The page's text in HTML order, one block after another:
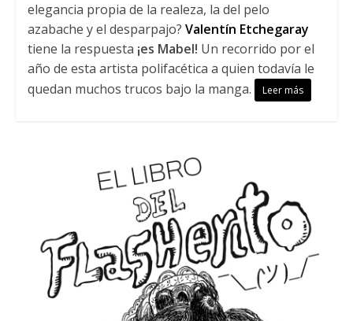
elegancia propia de la realeza, la del pelo
azabache y el desparpajo? Valentín Etchegaray
tiene la respuesta ¡es Mabel! Un recorrido por el
año de esta artista polifacética a quien todavía le
quedan muchos trucos bajo la manga.
Leer más